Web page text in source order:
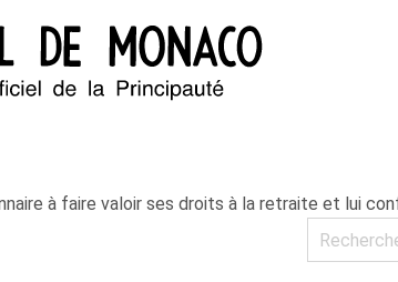
à faire valoir ses droits à la retraite et lui